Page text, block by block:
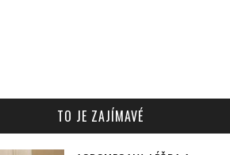
TO JE ZAJÍMAVÉ